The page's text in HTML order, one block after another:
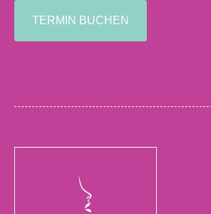
TERMIN BUCHEN